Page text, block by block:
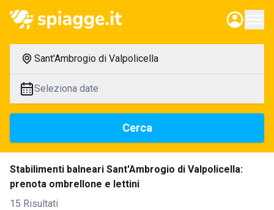
Sant'Ambrogio di Valpolicella
Seleziona date
Cerca
Stabilimenti balneari Sant'Ambrogio di Valpolicella:
prenota ombrellone e lettini
15 Risultati